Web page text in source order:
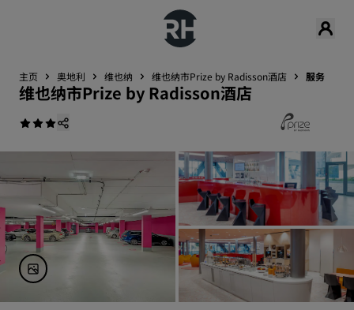
主页 奥地利 维也纳 维也纳市Prize by Radisson酒店 服务
维也纳市Prize by Radisson酒店